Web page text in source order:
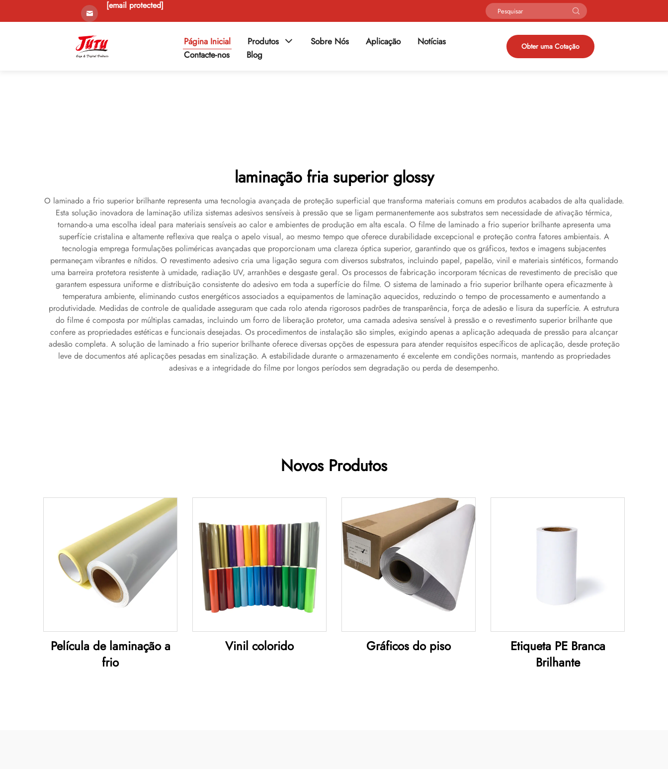
[email protected]
Página Inicial Produtos Sobre Nós Aplicação
Notícias
Contacte-nos
Blog
Obter uma Cotação
laminação fria superior glossy
O laminado a frio superior brilhante representa uma tecnologia avançada de proteção superficial que transforma materiais comuns em produtos acabados de alta qualidade.
Esta solução inovadora de laminação utiliza sistemas adesivos sensíveis à pressão que se ligam permanentemente aos substratos sem necessidade de ativação térmica,
tornando-a uma escolha ideal para materiais sensíveis ao calor e ambientes de produção em alta escala. O filme de laminado a frio superior brilhante apresenta uma
superfície cristalina e altamente reflexiva que realça o apelo visual, ao mesmo tempo que oferece durabilidade excepcional e proteção contra fatores ambientais. A
tecnologia emprega formulações poliméricas avançadas que proporcionam uma clareza óptica superior, garantindo que os gráficos, textos e imagens subjacentes
permaneçam vibrantes e nítidos. O revestimento adesivo cria uma ligação segura com diversos substratos, incluindo papel, papelão, vinil e materiais sintéticos, formando
uma barreira protetora resistente à umidade, radiação UV, arranhões e desgaste geral. Os processos de fabricação incorporam técnicas de revestimento de precisão que
garantem espessura uniforme e distribuição consistente do adesivo em toda a superfície do filme. O sistema de laminado a frio superior brilhante opera eficazmente à
temperatura ambiente, eliminando custos energéticos associados a equipamentos de laminação aquecidos, reduzindo o tempo de processamento e aumentando a
produtividade. Medidas de controle de qualidade asseguram que cada rolo atenda rigorosos padrões de transparência, força de adesão e lisura da superfície. A estrutura
do filme é composta por múltiplas camadas, incluindo um forro de liberação protetor, uma camada adesiva sensível à pressão e o revestimento superior brilhante que
confere as propriedades estéticas e funcionais desejadas. Os procedimentos de instalação são simples, exigindo apenas a aplicação adequada de pressão para alcançar
adesão completa. A solução de laminado a frio superior brilhante oferece diversas opções de espessura para atender requisitos específicos de aplicação, desde proteção
leve de documentos até aplicações pesadas em sinalização. A estabilidade durante o armazenamento é excelente em condições normais, mantendo as propriedades
adesivas e a integridade do filme por longos períodos sem degradação ou perda de desempenho.
Novos Produtos
Película de laminação a
frio
Vinil colorido Gráficos do piso
Etiqueta PE Branca
Brilhante